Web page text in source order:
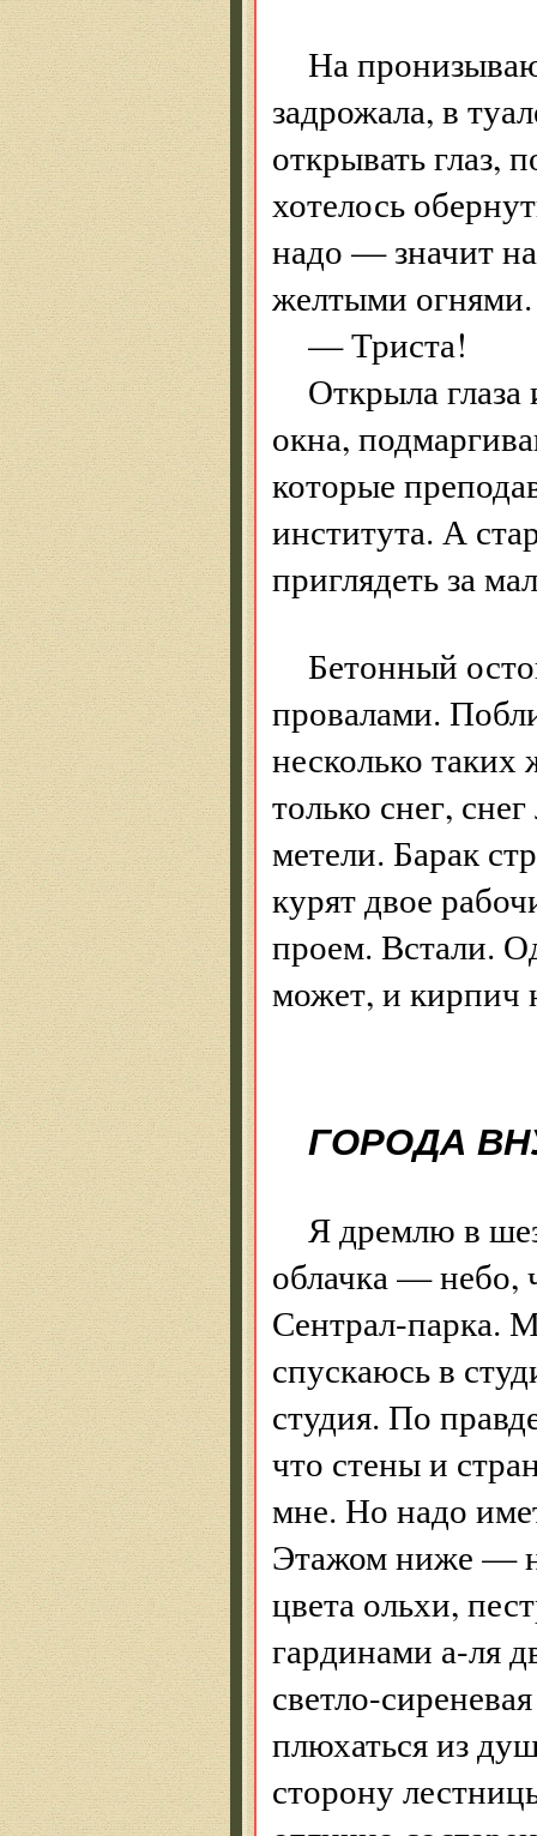
На
задрожала, в
открывать глаз,
хотелось
надо — значит
желтыми огнями.
— Триста!
Открыла глаза
окна,
которые
института. А
приглядеть за
Бетонный
провалами.
несколько
только снег,
метели. Барак
курят двое
проем. Встали.
может, и кирпич
ГОРОДА
Я дремлю в
облачка — небо,
Сентрал-парка.
спускаюсь в
студия. По
что стены и
мне. Но надо
Этажом ниже —
цвета ольхи,
гардинами а-ля
светло-
плюхаться из
сторону